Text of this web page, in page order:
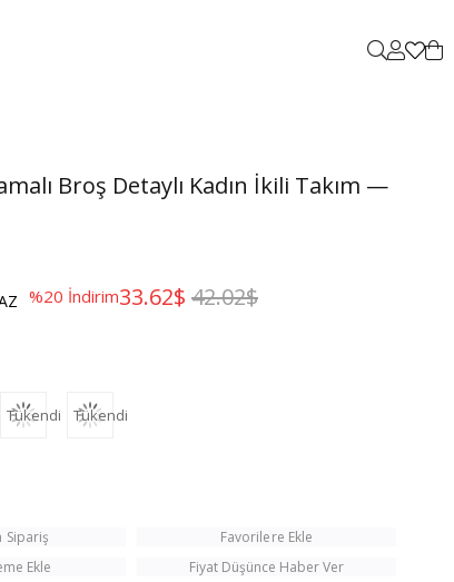
Broş Detaylı Kadın İkili Takım —
%20 İndirim 42.02$
33.62$
Tükendi Tükendi
Sipariş
Favorilere Ekle
Ekle
Fiyat Düşünce Haber Ver